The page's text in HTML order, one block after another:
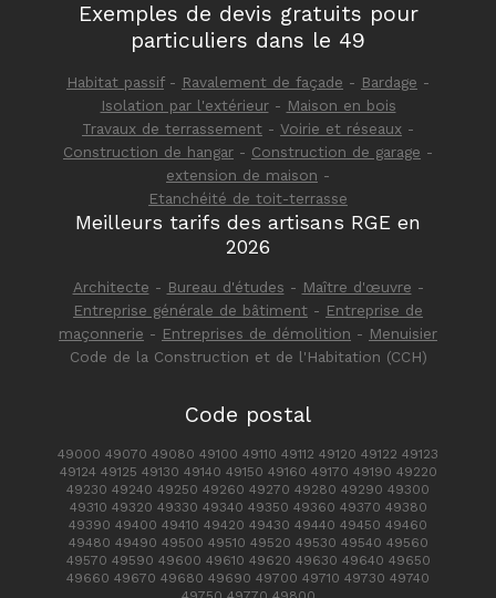
Exemples de devis gratuits pour
particuliers dans le 49
Habitat passif- Ravalement de façade - Bardage -
Isolation par l'extérieur- Maison en bois
Travaux de terrassement - Voirie et réseaux -
Construction de hangar - Construction de garage -
extension de maison -
Etanchéité de toit-terrasse
Meilleurs tarifs des artisans RGE en
2026
Architecte - Bureau d'études - Maître d'œuvre -
Entreprise générale de bâtiment - Entreprise de
maçonnerie - Entreprises de démolition - Menuisier
Code de la Construction et de l'Habitation (CCH)
Code postal
49000 49070 49080 49100 49110 49112 49120 49122 49123
49124 49125 49130 49140 49150 49160 49170 49190 49220
49230 49240 49250 49260 49270 49280 49290 49300
49310 49320 49330 49340 49350 49360 49370 49380
49390 49400 49410 49420 49430 49440 49450 49460
49480 49490 49500 49510 49520 49530 49540 49560
49570 49590 49600 49610 49620 49630 49640 49650
49660 49670 49680 49690 49700 49710 49730 49740